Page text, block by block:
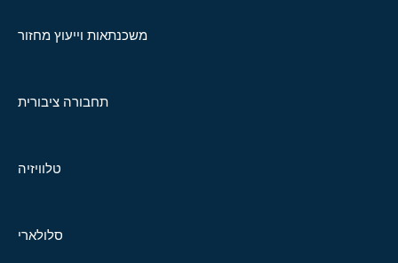
משכנתאות וייעוץ מחזור
תחבורה ציבורית
טלוויזיה
סלולארי